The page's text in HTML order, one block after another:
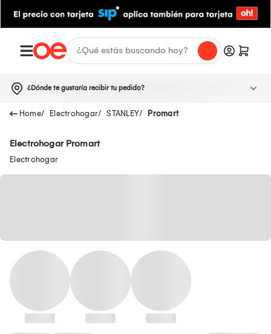
¿Dónde te gustaría recibir tu pedido?
Electrohogar STANLEY Promart
Electrohogar Promart
Electrohogar